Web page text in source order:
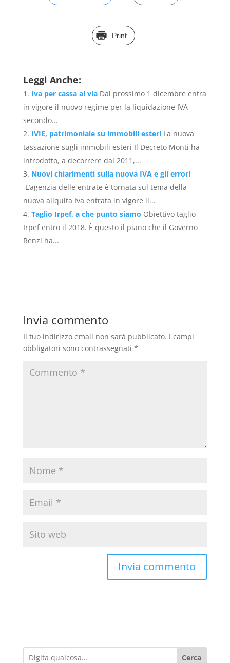
Print
Leggi Anche:
Iva per cassa al via Dal prossimo 1 dicembre entra
in vigore il nuovo regime per la liquidazione IVA
secondo...
IVIE, patrimoniale su immobili esteri La nuova
tassazione sugli immobili esteri Il Decreto Monti ha
introdotto, a decorrere dal 2011,...
Nuovi chiarimenti sulla nuova IVA e gli errori
L’agenzia delle entrate è tornata sul tema della
nuova aliquita Iva entrata in vigore il...
Taglio Irpef, a che punto siamo Obiettivo taglio
Irpef entro il 2018. È questo il piano che il Governo
Renzi ha...
Invia commento
Il tuo indirizzo email non sarà pubblicato. I campi
obbligatori sono contrassegnati *
Cerca